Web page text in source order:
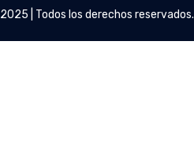
| Todos los derechos reservados.